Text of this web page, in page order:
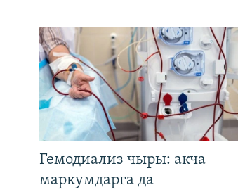
Гемодиализ чыры: акча
маркумдарга да